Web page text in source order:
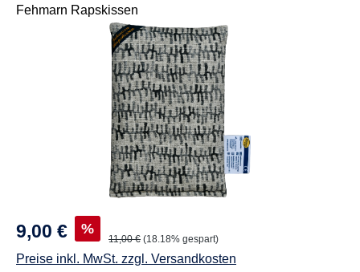
Fehmarn Rapskissen
Bildergalerie überspringen
9,00 € %
11,00 € (18.18% gespart)
Preise inkl. MwSt. zzgl. Versandkosten